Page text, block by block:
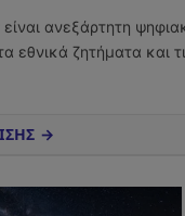
ανεξάρτητη
εθνικά ζητήματα και
→